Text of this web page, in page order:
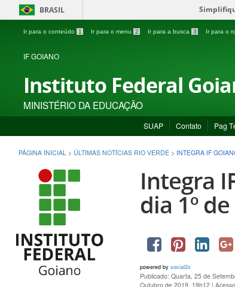
BRASIL
Ir para o conteúdo 1 Ir para o menu 2 Ir para a busca 3 Ir para o
IF GOIANO
Instituto Federal
MINISTÉRIO DA EDUCAÇÃO
SUAP Contato Pag
PÁGINA INICIAL > ÚLTIMAS NOTÍCIAS RIO VERDE > INTEGRA IF
Integra
dia 1º
powered by social2s
Publicado: Quarta, 25 de
Outubro de 2019, 19h12 |